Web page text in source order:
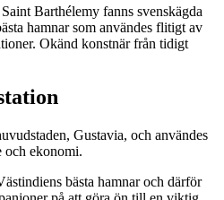
Barthélemy fanns svenskägda
hamnar som användes flitigt av
Okänd konstnär från tidigt
Gustavia, och användes
och ekonomi.
bästa hamnar och därför